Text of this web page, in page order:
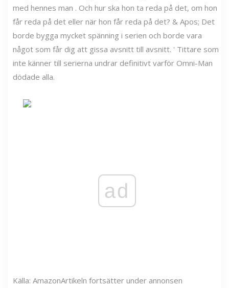
med hennes man . Och hur ska hon ta reda på det, om hon
får reda på det eller när hon får reda på det? & Apos; Det
borde bygga mycket spänning i serien och borde vara
något som får dig att gissa avsnitt till avsnitt. ' Tittare som
inte känner till serierna undrar definitivt varför Omni-Man
dödade alla.
ad
Källa: AmazonArtikeln fortsätter under annonsen